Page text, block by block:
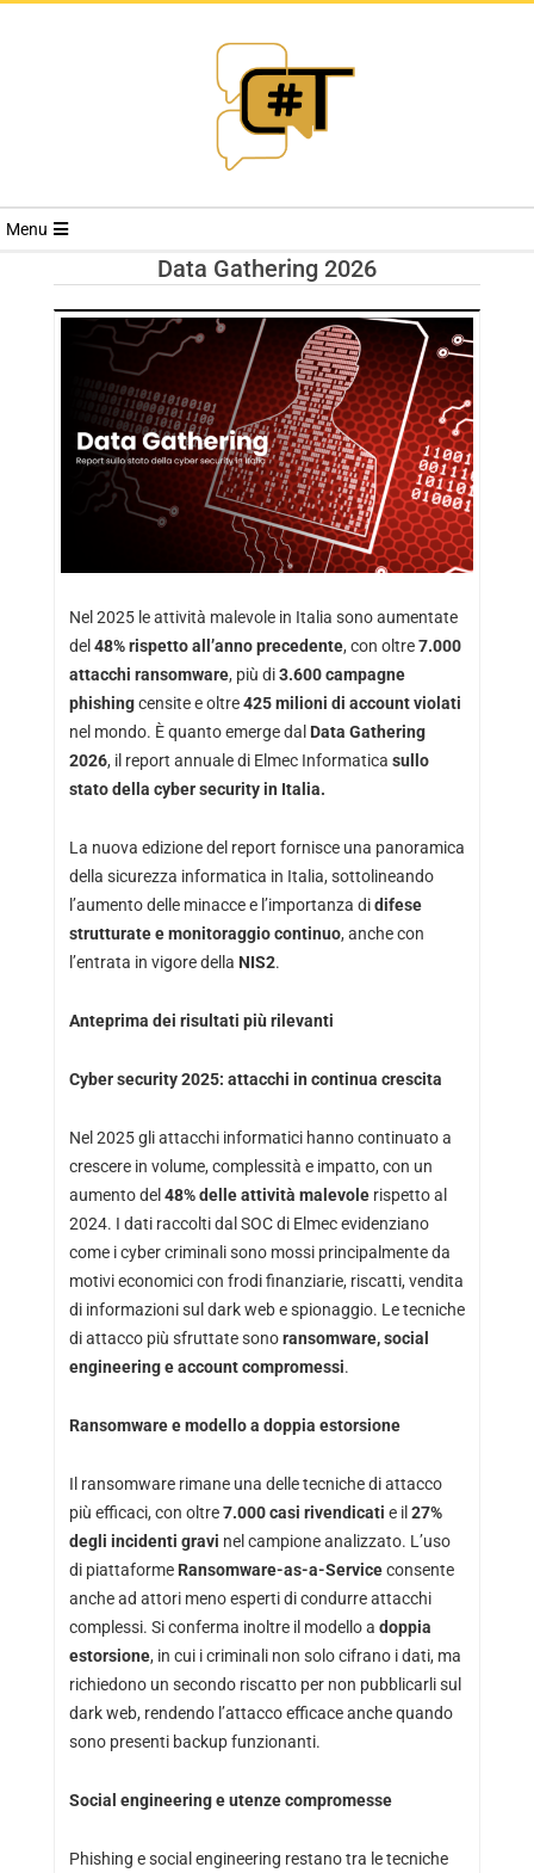
RIVISTA
TRENDS
Menu
Data Gathering 2026
Nel 2025 le attività malevole in Italia sono aumentate
del 48% rispetto all’anno precedente, con oltre7.000
attacchi ransomware, più di3.600 campagne
phishingcensite e oltre425 milioni di account violati
nel mondo. È quanto emerge dal Data Gathering
2026, il report annuale di Elmec Informatica sullo
stato della cyber security in Italia.
La nuova edizione del report fornisce una panoramica
della sicurezza informatica in Italia, sottolineando
l’aumento delle minacce e l’importanza didifese
strutturate e monitoraggio continuo, anche con
l’entrata in vigore della NIS2.
Anteprima dei risultati più rilevanti
Cyber security 2025: attacchi in continua crescita
Nel 2025 gli attacchi informatici hanno continuato a
crescere in volume, complessità e impatto, con un
aumento del 48% delle attività malevolerispetto al
2024. I dati raccolti dal SOC di Elmec evidenziano
come i cyber criminali sono mossi principalmente da
motivi economici con frodi finanziarie, riscatti, vendita
di informazioni sul dark web e spionaggio. Le tecniche
di attacco più sfruttate sonoransomware, social
engineering e account compromessi.
Ransomware e modello a doppia estorsione
Il ransomware rimane una delle tecniche di attacco
più efficaci, con oltre7.000 casi rivendicati e il 27%
degli incidenti gravi nel campione analizzato. L’uso
di piattaforme Ransomware-as-a-Serviceconsente
anche ad attori meno esperti di condurre attacchi
complessi. Si conferma inoltre il modello a doppia
estorsione, in cui i criminali non solo cifrano i dati, ma
richiedono un secondo riscatto per non pubblicarli sul
dark web, rendendo l’attacco efficace anche quando
sono presenti backup funzionanti.
Social engineering e utenze compromesse
Phishing e social engineering restano tra le tecniche